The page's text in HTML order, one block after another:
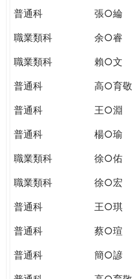
普通科
張○綸
職業類科
余○睿
職業類科
賴○文
普通科
高○育敬
普通科
王○淵
普通科
楊○瑜
職業類科
徐○佑
職業類科
徐○宏
普通科
王○琪
普通科
蔡○瑄
普通科
簡○諺